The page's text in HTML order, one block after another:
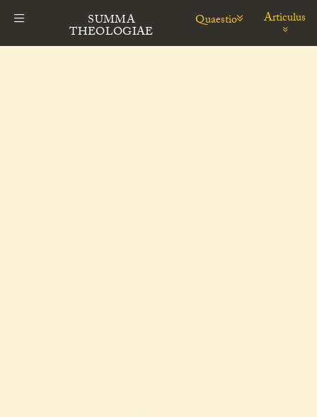
SUMMA
THEOLOGIAE
Quaestio Articulus